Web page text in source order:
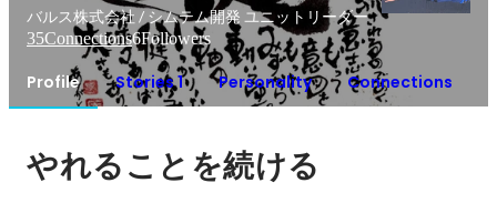
バルス株式会社 / シムテム開発 ユニットリーダー
35Connections6Followers
Profile Stories 1 Personality Connections
やれることを続ける